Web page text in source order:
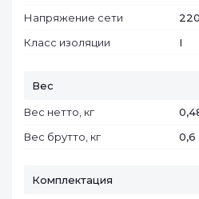
Напряжение сети
Класс изоляции
I
Вес
Вес нетто, кг
Вес брутто, кг
0,6
Комплектация